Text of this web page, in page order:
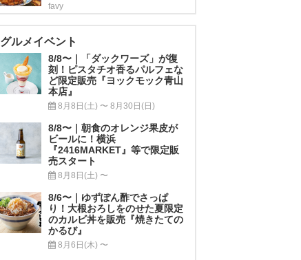
favy
グルメイベント
8/8〜｜「ダックワーズ」が復
刻！ピスタチオ香るパルフェな
ど限定販売『ヨックモック青山
本店』
8月8日(土) 〜 8月30日(日)
8/8〜｜朝食のオレンジ果皮が
ビールに！横浜
『2416MARKET』等で限定販
売スタート
8月8日(土) 〜
8/6〜｜ゆずぽん酢でさっぱ
り！大根おろしをのせた夏限定
のカルビ丼を販売『焼きたての
かるび』
8月6日(木) 〜